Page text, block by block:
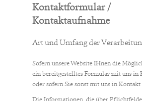
Kontaktformular /
Kontaktaufnahme
Art und Umfang der
Sofern unsere Website IHnen die
ein bereitgestelltes Formular mit uns in
oder sofern Sie sonst mit uns in
Die Informationen, die über